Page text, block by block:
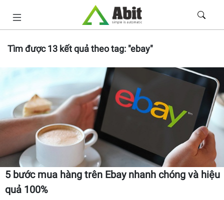
Tìm được13 kết quả theo tag: "ebay"
5 bước mua hàng trên Ebay nhanh chóng và hiệu
quả 100%